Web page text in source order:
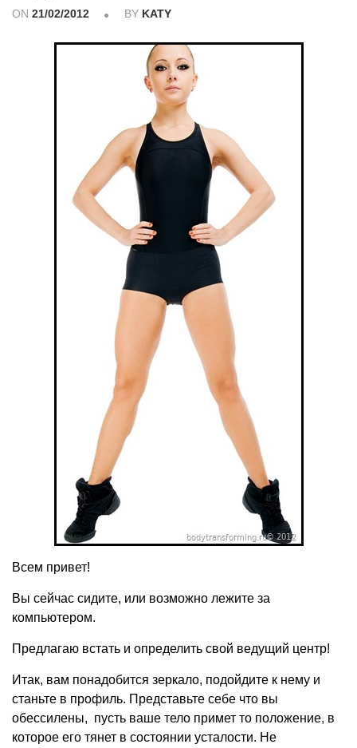
ON 21/02/2012 BY KATY
Всем привет!
Вы сейчас сидите, или возможно лежите за
компьютером.
Предлагаю встать и определить свой ведущий центр!
Итак, вам понадобится зеркало, подойдите к нему и
станьте в профиль. Представьте себе что вы
обессилены, пусть ваше тело примет то положение, в
которое его тянет в состоянии усталости. Не